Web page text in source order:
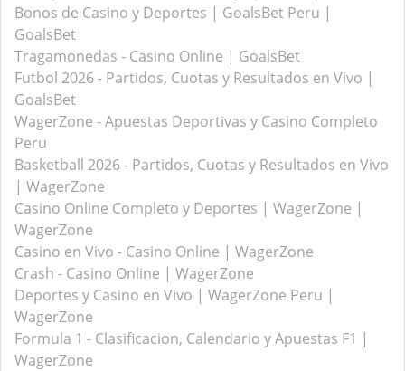
Bonos de Casino y Deportes | GoalsBet Peru |
GoalsBet
Tragamonedas - Casino Online | GoalsBet
Futbol 2026 - Partidos, Cuotas y Resultados en Vivo |
GoalsBet
WagerZone - Apuestas Deportivas y Casino Completo
Peru
Basketball 2026 - Partidos, Cuotas y Resultados en Vivo
| WagerZone
Casino Online Completo y Deportes | WagerZone |
WagerZone
Casino en Vivo - Casino Online | WagerZone
Crash - Casino Online | WagerZone
Deportes y Casino en Vivo | WagerZone Peru |
WagerZone
Formula 1 - Clasificacion, Calendario y Apuestas F1 |
WagerZone